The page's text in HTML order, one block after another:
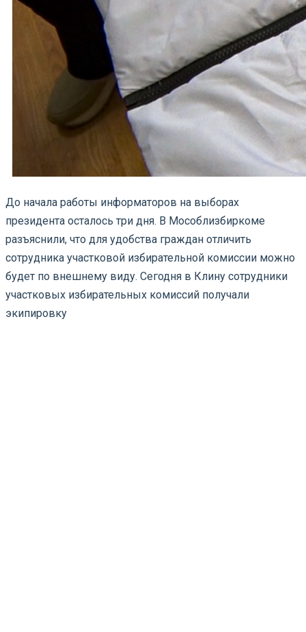
До начала работы информаторов на выборах
президента осталось три дня. В Мособлизбиркоме
разъяснили, что для удобства граждан отличить
сотрудника участковой избирательной комиссии можно
будет по внешнему виду. Сегодня в Клину сотрудники
участковых избирательных комиссий получали
экипировку